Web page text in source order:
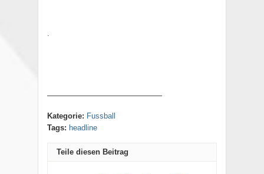
———————————————
Kategorie: Fussball
Tags: headline
Teile diesen Beitrag